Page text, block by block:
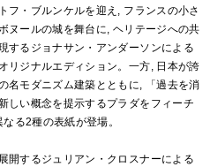
フ・ブルンケルを迎え, フランスの小さ
ヌールの城を舞台に, ヘリテージへの共
するジョナサン・アンダーソンによる
リジナルエディション。一方, 日本が誇
名モダニズム建築とともに, 「過去を消
しい概念を提示するプラダをフィーチ
る2種の表紙が登場。
開するジュリアン・クロスナーによる